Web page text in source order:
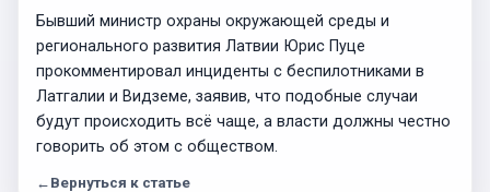
Бывший министр охраны окружающей среды и
регионального развития Латвии Юрис Пуце
прокомментировал инциденты с беспилотниками в
Латгалии и Видземе, заявив, что подобные случаи
будут происходить всё чаще, а власти должны честно
говорить об этом с обществом.
← Вернуться к статье